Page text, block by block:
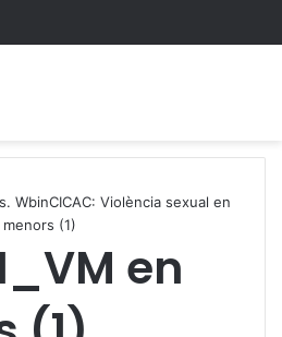
WbinCICAC: Violència sexual en
menors (1)
en